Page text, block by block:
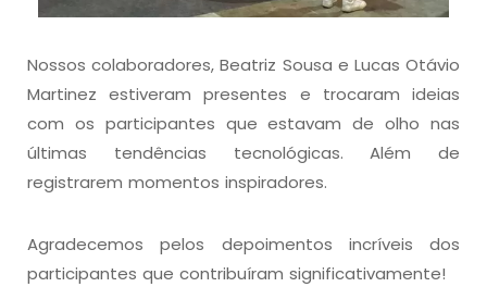
Nossos colaboradores, Beatriz Sousa e Lucas Otávio
Martinez estiveram presentes e trocaram ideias
com os participantes que estavam de olho nas
últimas tendências tecnológicas. Além de
registrarem momentos inspiradores.
Agradecemos pelos depoimentos incríveis dos
participantes que contribuíram significativamente!